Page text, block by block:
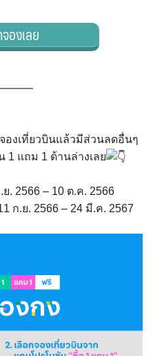
องเลย
องเที่ยวบินแล้วมีส่วนลดอื่นๆ
1 แถม 1 ด้านล่างเลย
ย. 2566 – 10 ต.ค. 2566
ก.ย. 2566 – 24 มี.ค. 2567